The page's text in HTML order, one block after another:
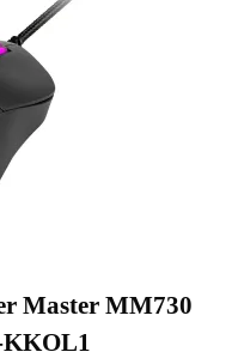
Master MM730